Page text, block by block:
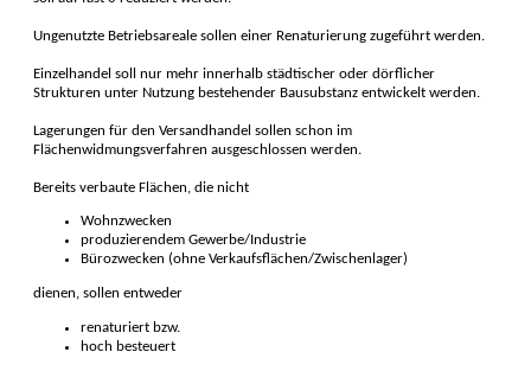
Ungenutzte Betriebsareale sollen einer Renaturierung zugeführt werden.
Einzelhandel soll nur mehr innerhalb städtischer oder dörflicher
Strukturen unter Nutzung bestehender Bausubstanz entwickelt werden.
Lagerungen für den Versandhandel sollen schon im
Flächenwidmungsverfahren ausgeschlossen werden.
Bereits verbaute Flächen, die nicht
Wohnzwecken
produzierendem Gewerbe/Industrie
Bürozwecken (ohne Verkaufsflächen/Zwischenlager)
dienen, sollen entweder
renaturiert bzw.
hoch besteuert